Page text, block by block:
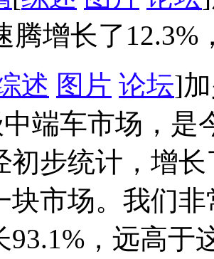
腾增长了
述 图片 论坛]
端车市场，是
初步统计，增
块市场。我们
93.1%，远高于